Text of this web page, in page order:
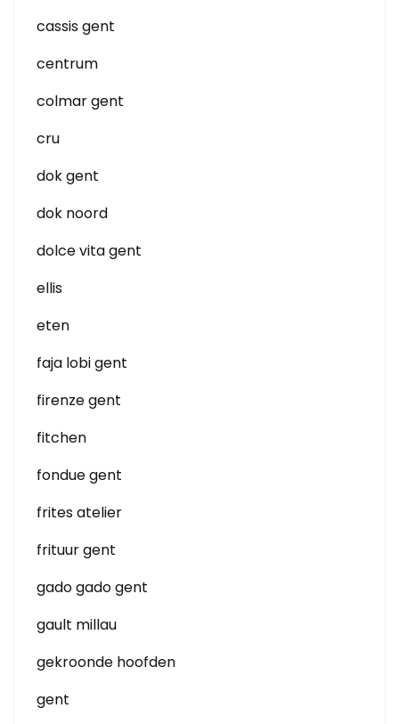
cassis gent
centrum
colmar gent
cru
dok gent
dok noord
dolce vita gent
ellis
eten
faja lobi gent
firenze gent
fitchen
fondue gent
frites atelier
frituur gent
gado gado gent
gault millau
gekroonde hoofden
gent